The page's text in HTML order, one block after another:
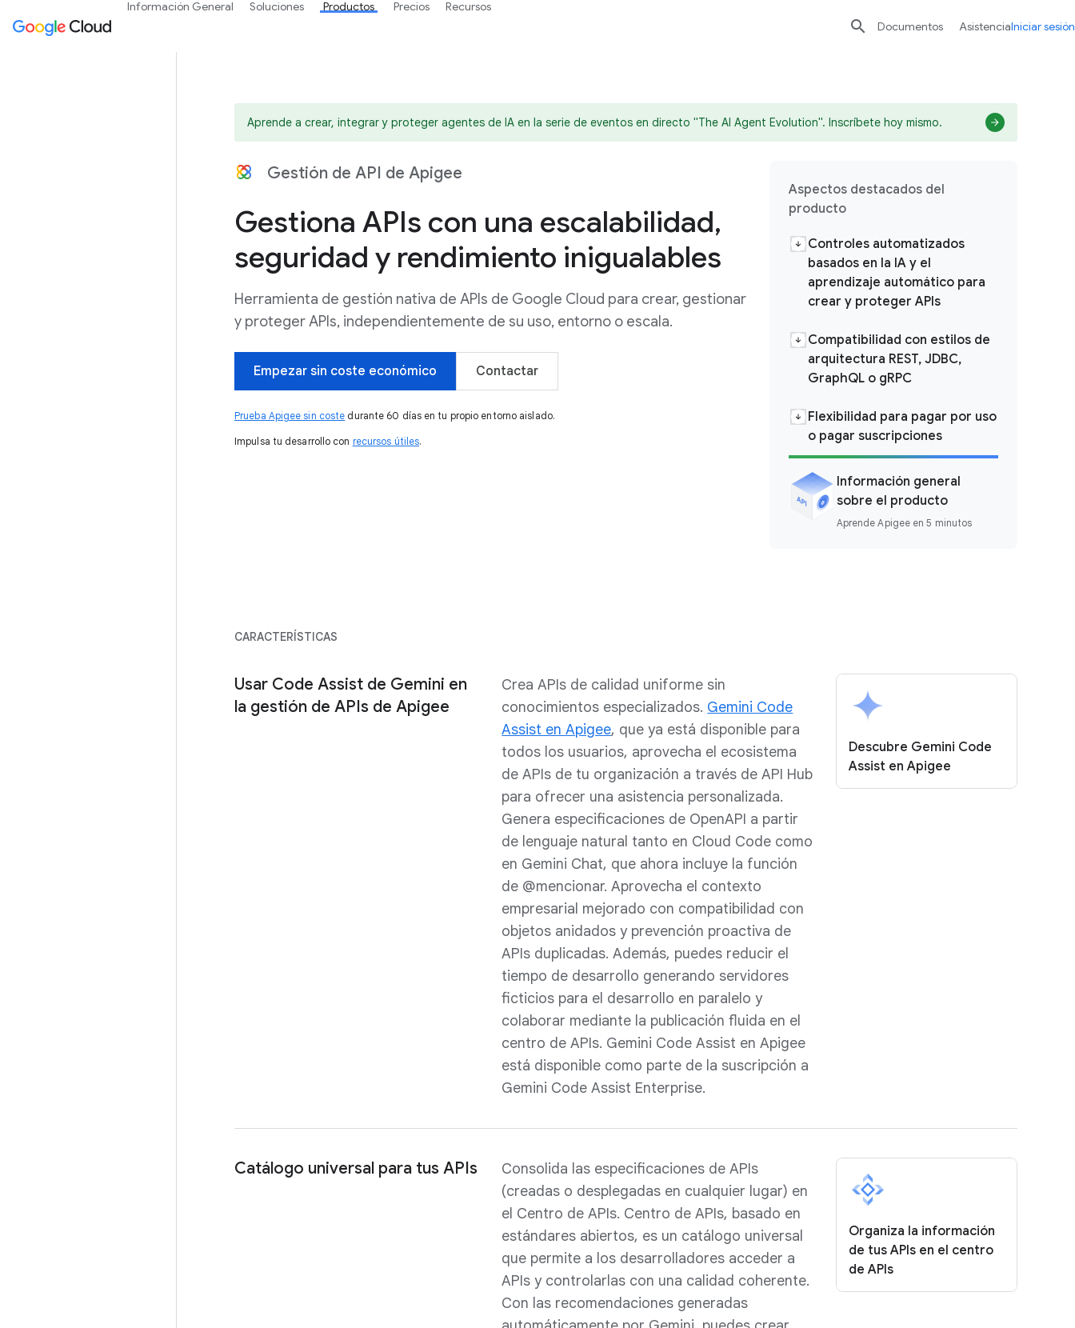
Aprende a crear, integrar y proteger agentes de IA en la serie de eventos en directo "The AI Agent Evolution". Inscríbete hoy mismo.
Gestión de API de Apigee
Gestiona APIs con una escalabilidad,
seguridad y rendimiento inigualables
Herramienta de gestión nativa de APIs de Google Cloud para crear, gestionar
y proteger APIs, independientemente de su uso, entorno o escala.
Empezar sin coste económico Contactar
Prueba Apigee sin coste durante 60 días en tu propio entorno aislado.
Impulsa tu desarrollo con recursos útiles.
Aspectos destacados del
producto
Controles automatizados
basados en la IA y el
aprendizaje automático para
crear y proteger APIs
Compatibilidad con estilos de
arquitectura REST, JDBC,
GraphQL o gRPC
Flexibilidad para pagar por uso
o pagar suscripciones
Información general
sobre el producto
Aprende Apigee en 5 minutos
CARACTERÍSTICAS
Usar Code Assist de Gemini en
la gestión de APIs de Apigee
Crea APIs de calidad uniforme sin
conocimientos especializados. Gemini Code
Assist en Apigee, que ya está disponible para
todos los usuarios, aprovecha el ecosistema
de APIs de tu organización a través de API Hub
para ofrecer una asistencia personalizada.
Genera especificaciones de OpenAPI a partir
de lenguaje natural tanto en Cloud Code como
en Gemini Chat, que ahora incluye la función
de @mencionar. Aprovecha el contexto
empresarial mejorado con compatibilidad con
objetos anidados y prevención proactiva de
APIs duplicadas. Además, puedes reducir el
tiempo de desarrollo generando servidores
ficticios para el desarrollo en paralelo y
colaborar mediante la publicación fluida en el
centro de APIs. Gemini Code Assist en Apigee
está disponible como parte de la suscripción a
Gemini Code Assist Enterprise.
Descubre Gemini Code
Assist en Apigee
Catálogo universal para tus APIs
Consolida las especificaciones de APIs
(creadas o desplegadas en cualquier lugar) en
el Centro de APIs. Centro de APIs, basado en
estándares abiertos, es un catálogo universal
que permite a los desarrolladores acceder a
APIs y controlarlas con una calidad coherente.
Con las recomendaciones generadas
Organiza la información
de tus APIs en el centro
de APIs
Información General Soluciones Productos Precios Recursos
 Documentos AsistenciaIniciar sesión